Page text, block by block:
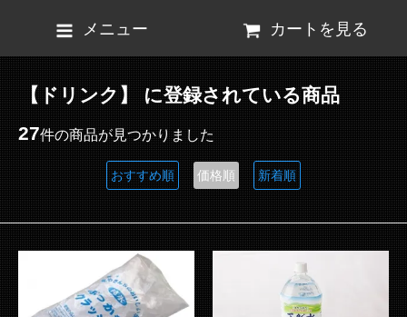
メニュー カートを見る
【ドリンク】 に登録されている商品
27件の商品が見つかりました
おすすめ順 価格順 新着順